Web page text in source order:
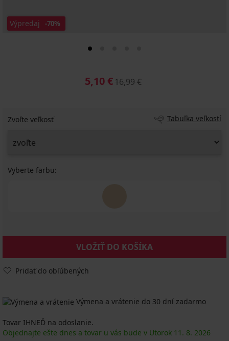
Výpredaj -70%
5,10 €16,99 €
Zvoľte veľkosť Tabuľka veľkostí
Vyberte farbu:
VLOŽIŤ DO KOŠÍKA
Pridať do obľúbených
Výmena a vrátenie do 30 dní zadarmo
Tovar IHNEĎ na odoslanie.
Objednajte ešte dnes a tovar u vás bude v Utorok 11. 8. 2026